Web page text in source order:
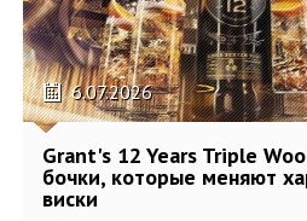
6.07.2026
Grant's 12 Years Triple
бочки, которые меняют
виски